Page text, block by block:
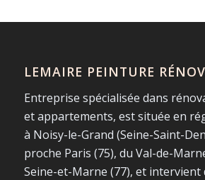
LEMAIRE PEINTURE
Entreprise spécialisée dans
et appartements, est située en
à Noisy-le-Grand (Seine-Saint-
proche Paris (75), du Val-de-
Seine-et-Marne (77), et